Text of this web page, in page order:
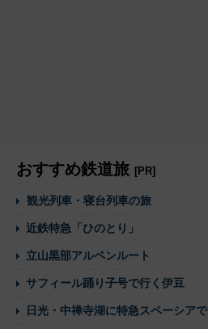
おすすめ鉄道旅 [PR]
観光列車・寝台列車の旅
近鉄特急「ひのとり」
立山黒部アルペンルート
サフィール踊り子号で行く伊豆
日光・中禅寺湖に特急スペーシアで